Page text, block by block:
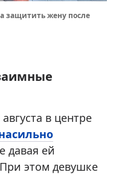
защитить жену после
в центре
давая ей
этом девушке